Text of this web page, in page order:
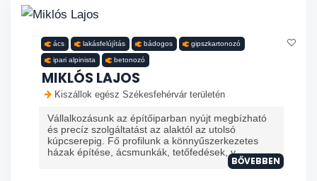
ács lakásfelújítás bádogos gipszkartonozó
ipari alpinista betonozó
MIKLÓS LAJOS
Kiszállok egész Székesfehérvár területén
Vállalkozásunk az építőiparban nyújt megbízható
és precíz szolgáltatást az alaktól az utolsó
kúpcserepig. Fő profilunk a könnyűszerkezetes
házak építése, ácsmunkák, tetőfedések, v...
BŐVEBBEN